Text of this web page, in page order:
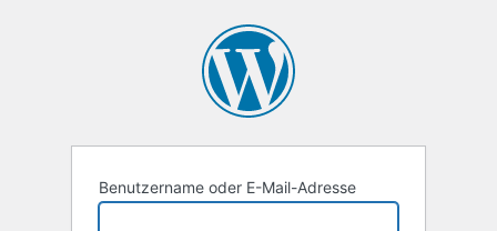
Benutzername oder E-Mail-Adresse